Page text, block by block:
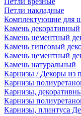
Петли накладные
Комплектующие для
Камень декоративный
Камень цементный
Камень гипсовый
Камень цементный
Камень натуральный
Карнизы / Декоры из
Карнизы
Карнизы,
Карнизы
Карнизы, плинтуса